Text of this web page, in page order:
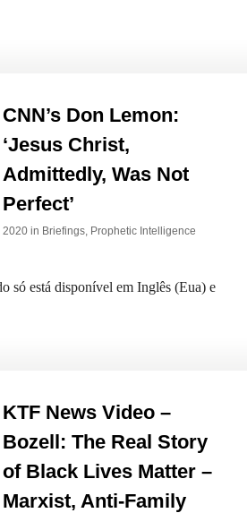
CNN’s Don Lemon:
‘Jesus Christ,
Admittedly, Was Not
Perfect’
2020 in Briefings, Prophetic Intelligence
só está disponível em Inglês (Eua) e
KTF News Video –
Bozell: The Real Story
of Black Lives Matter –
Marxist, Anti-Family